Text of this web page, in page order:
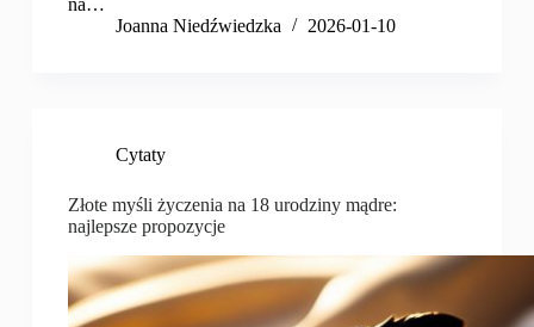
na…
Joanna Niedźwiedzka
2026-01-10
Cytaty
Złote myśli życzenia na 18 urodziny mądre:
najlepsze propozycje